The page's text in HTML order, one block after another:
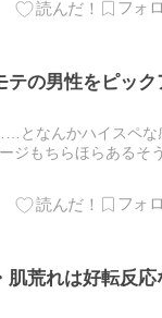
テの男性をピック
となんかハイスペな
ジもちらほらあるそう
肌荒れは好転反応